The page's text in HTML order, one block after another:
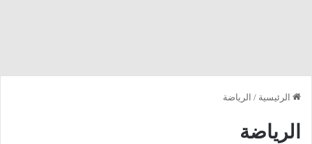
الرئيسية / الرياضة
الرياضة